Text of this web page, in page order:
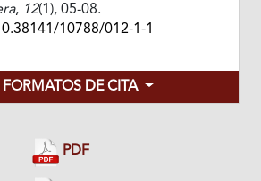
, 12(1), 05-08.
10788/012-1-1
DE CITA
PDF